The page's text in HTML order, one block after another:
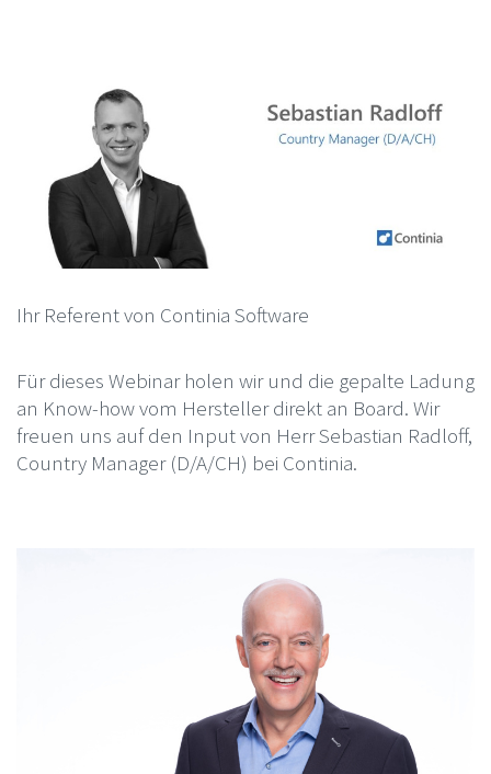
Ihr Referent von Continia Software
Für dieses Webinar holen wir und die gepalte Ladung
an Know-how vom Hersteller direkt an Board. Wir
freuen uns auf den Input von Herr Sebastian Radloff,
Country Manager (D/A/CH) bei Continia.